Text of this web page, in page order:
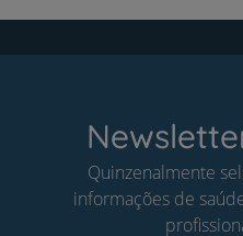
Quinzenalmente
informações de